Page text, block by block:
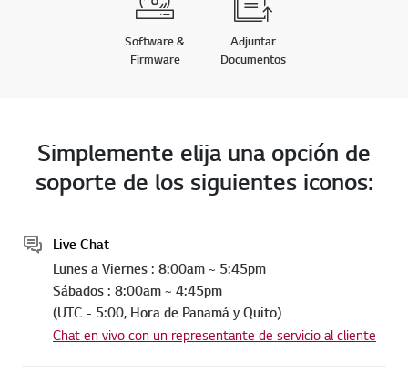
Software &
Firmware
Adjuntar
Documentos
Simplemente elija una opción de
soporte de los siguientes iconos:
Live Chat
Lunes a Viernes : 8:00am ~ 5:45pm
Sábados : 8:00am ~ 4:45pm
(UTC - 5:00, Hora de Panamá y Quito)
Chat en vivo con un representante de servicio al cliente